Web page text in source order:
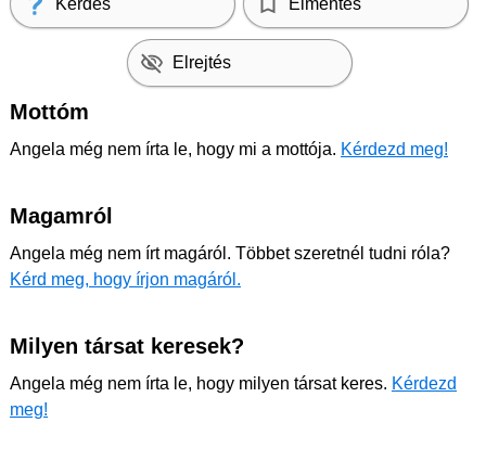
Kérdés Elmentés
Elrejtés
Mottóm
Angela még nem írta le, hogy mi a mottója. Kérdezd meg!
Magamról
Angela még nem írt magáról. Többet szeretnél tudni róla?
Kérd meg, hogy írjon magáról.
Milyen társat keresek?
Angela még nem írta le, hogy milyen társat keres. Kérdezd
meg!